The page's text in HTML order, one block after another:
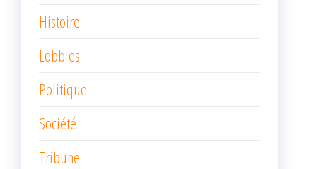
Histoire
Lobbies
Politique
Société
Tribune